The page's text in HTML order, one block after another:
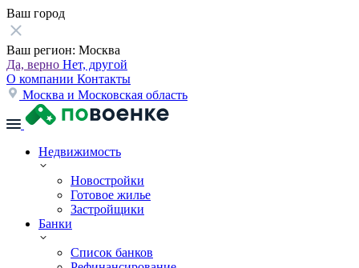
Ваш город
Ваш регион: Москва
Да, верно Нет, другой
О компании Контакты
Москва и Московская область
Недвижимость
Новостройки
Готовое жилье
Застройщики
Банки
Список банков